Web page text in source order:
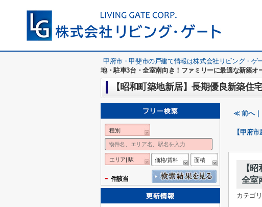
甲府市・甲斐市の戸建て情報は株式会社リビング・ゲ
地・駐車3台・全室南向き！ファミリーに最適な新築オ
【昭和町築地新居】長期優良新築
≪ 前へ｜
【甲府
【
全室
カテゴ
種別
エリア| 駅 価格/賃料 面積
- 件該当